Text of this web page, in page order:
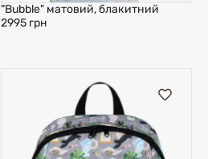
"Bubble" матовий, блакитний
2995 грн